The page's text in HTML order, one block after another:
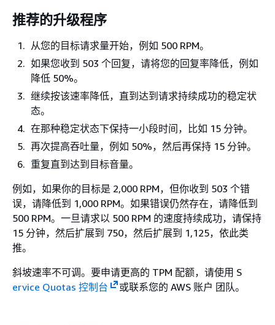
推荐的升级程序
从您的目标请求量开始，例如 500 RPM。
如果您收到 503 个回复，请将您的回复率降低，例如
降低 50%。
继续按该速率降低，直到达到请求持续成功的稳定状
态。
在那种稳定状态下保持一小段时间，比如 15 分钟。
再次提高吞吐量，例如 50%，然后再保持 15 分钟。
重复直到达到目标音量。
例如，如果你的目标是 2,000 RPM，但你收到 503 个错
误，请降低到 1,000 RPM。如果错误仍然存在，请降低到
500 RPM。一旦请求以 500 RPM 的速度持续成功，请保持
15 分钟，然后扩展到 750，然后扩展到 1,125，依此类
推。
斜坡速率不可调。要申请更高的 TPM 配额，请使用 S
ervice Quotas 控制台
或联系您的 AWS 账户 团队。